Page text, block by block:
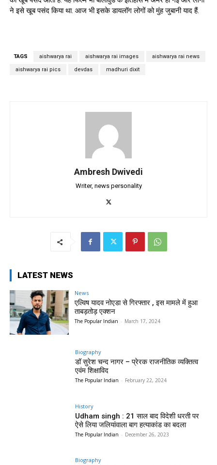
ने इसे खूब पसंद किया था. आज भी इसके डायलॉग लोगों को मुंह जुबानी याद हैं.
TAGS aishwarya rai aishwarya rai images aishwarya rai news
aishwarya rai pics devdas madhuri dixit
Ambresh Dwivedi
Writer, news personality
LATEST NEWS
News
एल्विष यादव नोएडा से गिरफ्तार , इस मामले में हुआ
ताबड़तोड़ एक्शन
The Popular Indian - March 17, 2024
Biography
डॉ सुरेश चन्द नागर – प्रेरक राजनीतिक व्यक्तित्व
एवंम शिक्षाविद
The Popular Indian - February 22, 2024
History
Udham singh : 21 साल बाद विदेशी धरती पर
ऐसे लिया जलियांवाला बाग हत्याकांड का बदला
The Popular Indian - December 26, 2023
Biography